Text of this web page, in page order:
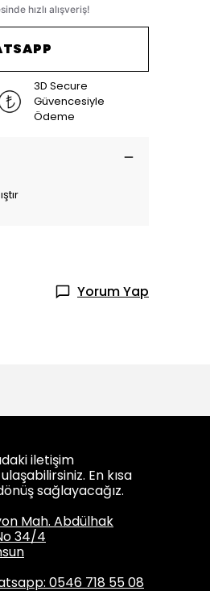
3D Secure
Güvencesiyle
Ödeme
Yorum Yap
iletişim
En kısa
sağlayacağız.
Mah. Abdülhak
34/4
0546 718 55 08